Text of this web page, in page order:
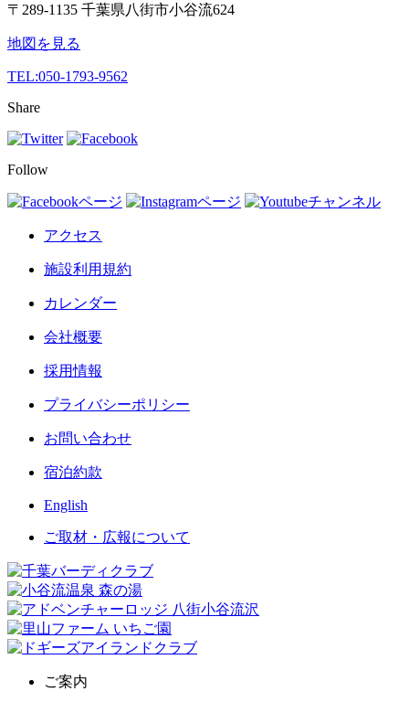
〒289-1135 千葉県八街市小谷流624
地図を見る
TEL:050-1793-9562
Share
Follow
アクセス
施設利用規約
カレンダー
会社概要
採用情報
プライバシーポリシー
お問い合わせ
宿泊約款
English
ご取材・広報について
ご案内